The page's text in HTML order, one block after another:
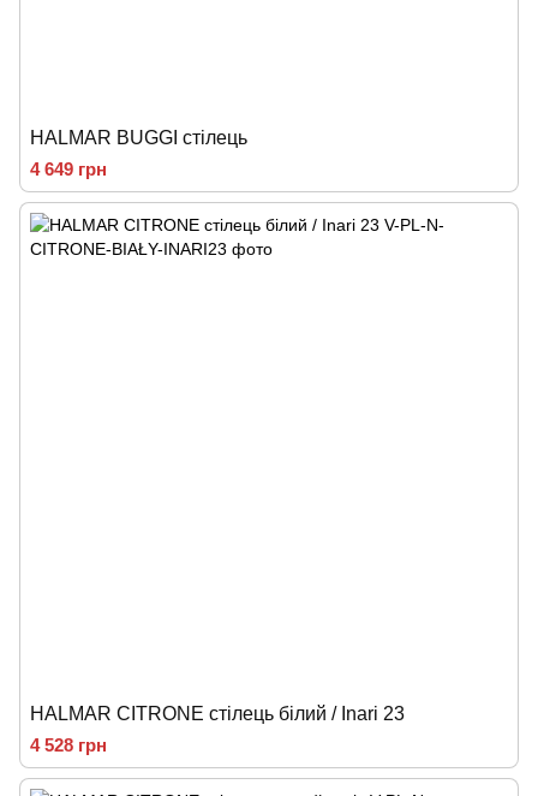
HALMAR BUGGI стілець
4 649 грн
HALMAR CITRONE стілець білий / Inari 23
4 528 грн